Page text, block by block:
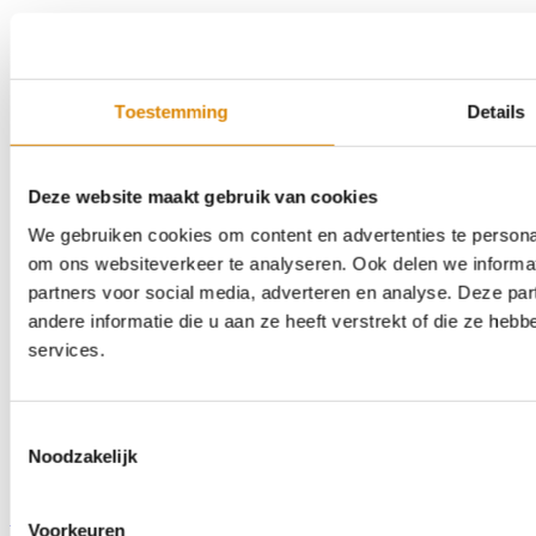
Toestemming Details
Deze website maakt gebruik van cookies
We gebruiken cookies om content en advertenties te
om ons websiteverkeer te analyseren. Ook delen we
partners voor social media, adverteren en analyse. Deze
andere informatie die u aan ze heeft verstrekt of die ze
services.
Noodzakelijk
Voorkeuren